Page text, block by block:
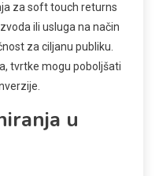
za soft touch returns
ili usluga na način
za ciljanu publiku.
tvrtke mogu poboljšati
u